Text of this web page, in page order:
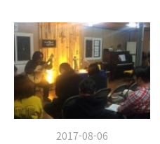
2017-08-06